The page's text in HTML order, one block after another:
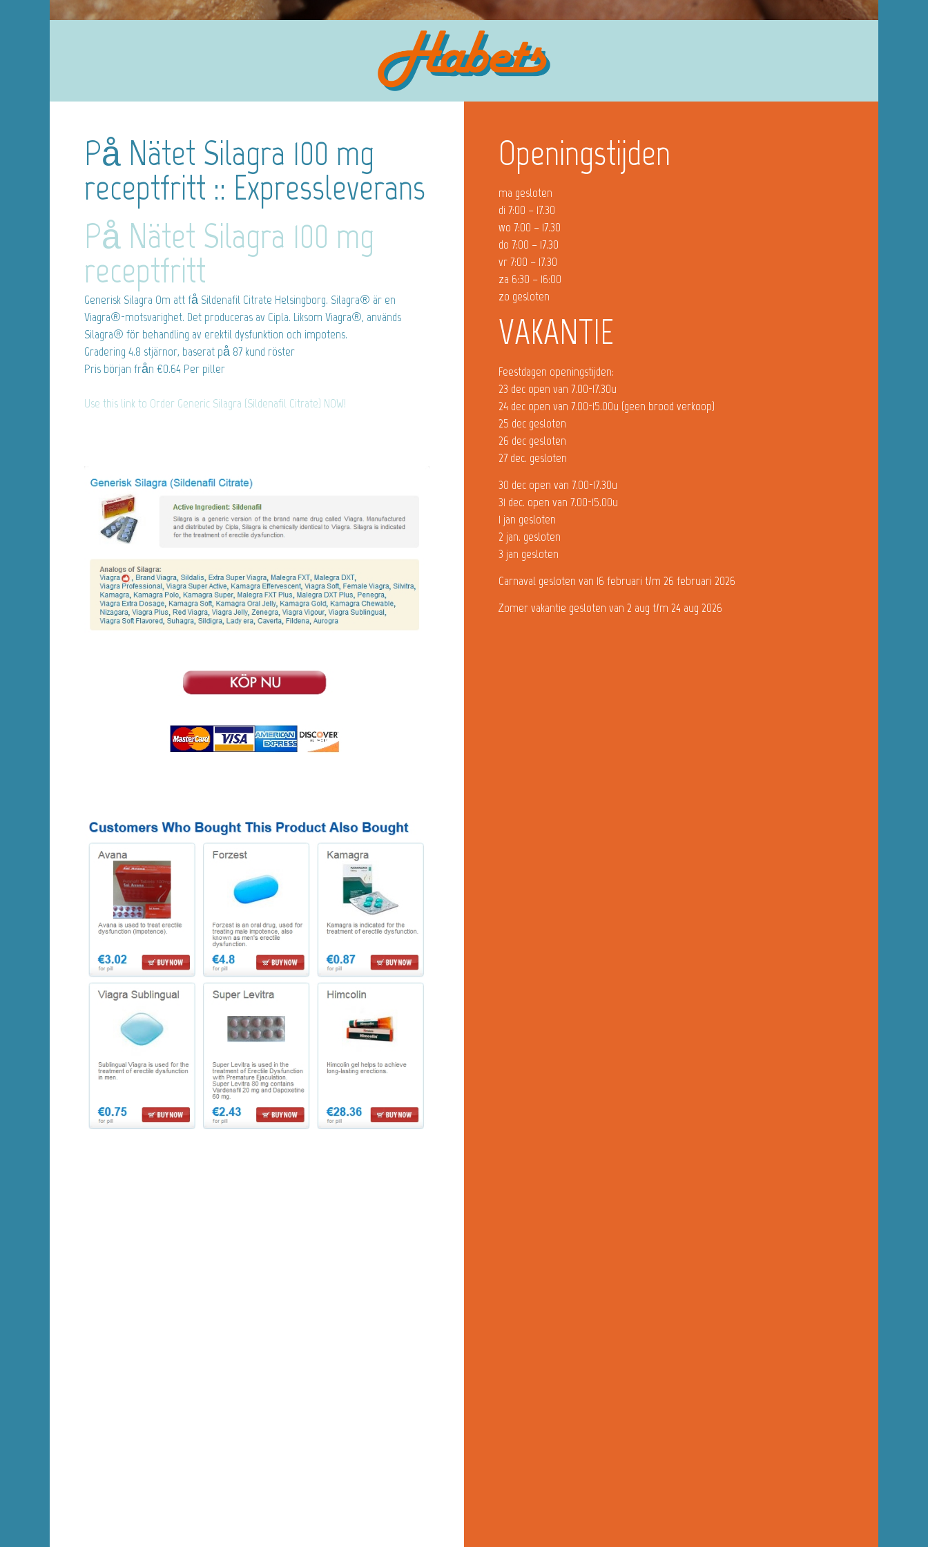
På Nätet Silagra 100 mg
receptfritt :: Expressleverans
På Nätet Silagra 100 mg
receptfritt
Generisk Silagra Om att få Sildenafil Citrate Helsingborg. Silagra® är en
Viagra®-motsvarighet. Det produceras av Cipla. Liksom Viagra®, används
Silagra® för behandling av erektil dysfunktion och impotens.
Gradering 4.8 stjärnor, baserat på 87 kund röster
Pris början från €0.64 Per piller
Use this link to Order Generic Silagra (Sildenafil Citrate) NOW!
Openingstijden
ma gesloten
di 7:00 – 17.30
wo 7:00 – 17.30
do 7:00 – 17.30
vr 7:00 – 17.30
za 6:30 – 16:00
zo gesloten
VAKANTIE
Feestdagen openingstijden:
23 dec open van 7.00-17.30u
24 dec open van 7.00-15.00u (geen brood verkoop)
25 dec gesloten
26 dec gesloten
27 dec. gesloten
30 dec open van 7.00-17.30u
31 dec. open van 7.00-15.00u
1 jan gesloten
2 jan. gesloten
3 jan gesloten
Carnaval gesloten van 16 februari t/m 26 februari 2026
Zomer vakantie gesloten van 2 aug t/m 24 aug 2026